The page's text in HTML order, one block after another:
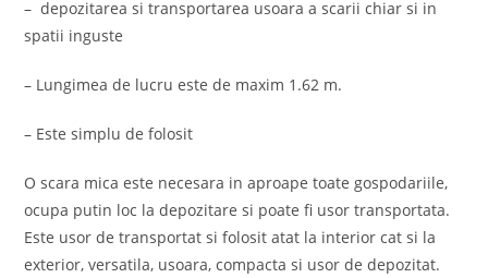
– depozitarea si transportarea usoara a scarii chiar si in
spatii inguste
– Lungimea de lucru este de maxim 1.62 m.
– Este simplu de folosit
O scara mica este necesara in aproape toate gospodariile,
ocupa putin loc la depozitare si poate fi usor transportata.
Este usor de transportat si folosit atat la interior cat si la
exterior, versatila, usoara, compacta si usor de depozitat.